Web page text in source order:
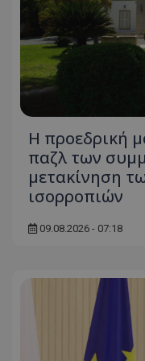
Η προεδρική
παζλ των
μετακίνηση
ισορροπιών
09.08.2026 - 07:18